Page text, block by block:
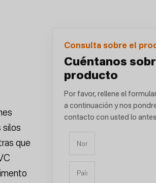
silos
que
Consulta sobre el
Cuéntanos
producto
Por favor, rellene el
a continuación y nos
contacto con usted lo